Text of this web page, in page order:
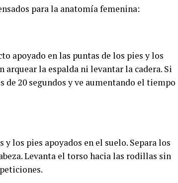
para la anatomía femenina:
apoyado en las puntas de los pies y los
la espalda ni levantar la cadera. Si
20 segundos y ve aumentando el tiempo
los pies apoyados en el suelo. Separa los
Levanta el torso hacia las rodillas sin